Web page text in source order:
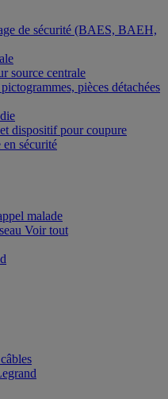
de sécurité (BAES, BAEH,
source centrale
pièces détachées
dispositif pour coupure
sécurité
malade
Voir tout